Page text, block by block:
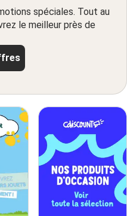
spéciales. Tout au
le meilleur près de